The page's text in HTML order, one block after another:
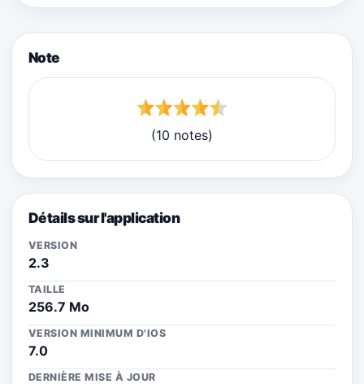
Note
(10 notes)
Détails sur l'application
VERSION
2.3
TAILLE
256.7 Mo
VERSION MINIMUM D'IOS
7.0
DERNIÈRE MISE À JOUR